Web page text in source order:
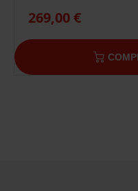
269,00 €